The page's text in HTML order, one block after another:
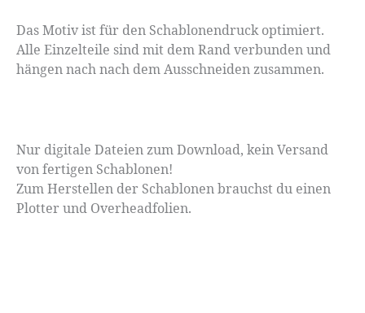
Das Motiv ist für den Schablonendruck optimiert.
Alle Einzelteile sind mit dem Rand verbunden und
hängen nach nach dem Ausschneiden zusammen.
Nur digitale Dateien zum Download, kein Versand
von fertigen Schablonen!
Zum Herstellen der Schablonen brauchst du einen
Plotter und Overheadfolien.